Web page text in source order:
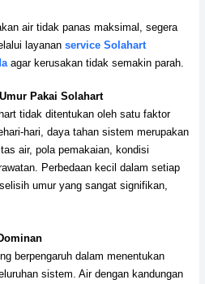
air tidak panas maksimal, segera
layanan service Solahart
agar kerusakan tidak semakin parah.
Pakai Solahart
tidak ditentukan oleh satu faktor
hari, daya tahan sistem merupakan
air, pola pemakaian, kondisi
Perbedaan kecil dalam setiap
umur yang sangat signifikan,
berpengaruh dalam menentukan
sistem. Air dengan kandungan